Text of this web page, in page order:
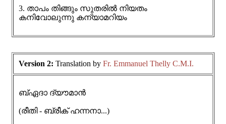
3. താപം തിങ്ങും സുതരിൽ നിയതം
കനിവോലുന്നു കന്യാമറിയം
Version 2: Translation by Fr. Emmanuel Thelly C.M.I.
ബ്ഏദാ ദ്‌യൗമാൻ
(രീതി - ബ്രീക് ഹന്നനാ...)